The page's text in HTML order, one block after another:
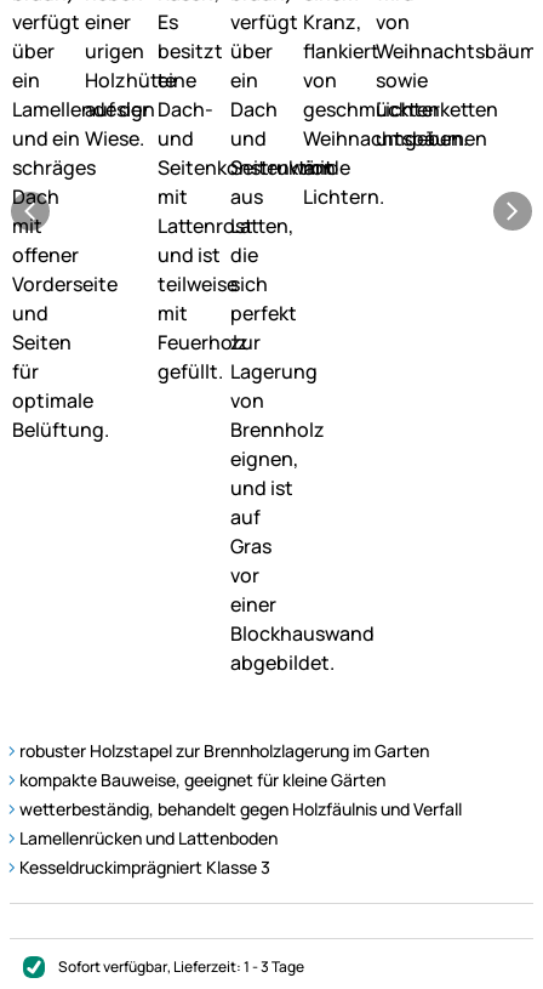
robuster Holzstapel zur Brennholzlagerung im Garten
kompakte Bauweise, geeignet für kleine Gärten
wetterbeständig, behandelt gegen Holzfäulnis und Verfall
Lamellenrücken und Lattenboden
Kesseldruckimprägniert Klasse 3
Sofort verfügbar, Lieferzeit:1 - 3 Tage